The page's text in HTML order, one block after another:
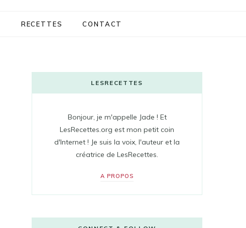
RECETTES CONTACT
LESRECETTES
Bonjour, je m'appelle Jade ! Et
LesRecettes.org est mon petit coin
d'Internet ! Je suis la voix, l'auteur et la
créatrice de LesRecettes.
A PROPOS